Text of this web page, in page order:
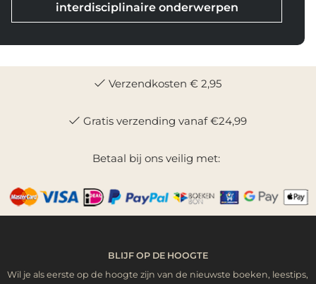
interdisciplinaire onderwerpen
Verzendkosten € 2,95
Gratis verzending vanaf €24,99
Betaal bij ons veilig met:
BLIJF OP DE HOOGTE
Wil je als eerste op de hoogte zijn van de nieuwste boeken, leestips,